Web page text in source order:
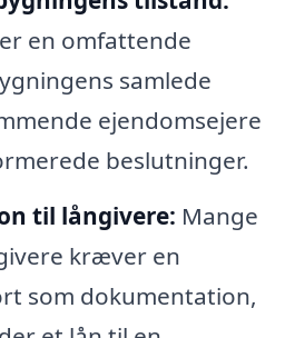
en omfattende
samlede
ejendomsejere
beslutninger.
til långivere: Mange
kræver en
som dokumentation,